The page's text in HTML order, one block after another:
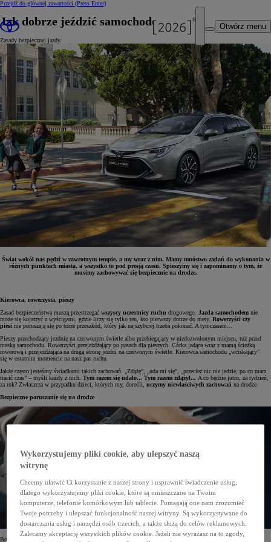
Przejdź do głównej zawartości (Press Enter)
Otwórz menu
Jak dobrze jeździć samochodem?
Zasady bezpiecznej jazdy.
Świat wokół nas pędzi w zawrotnym tempie, a my wraz z nim. Mamy mnóstwo zadań do wykonania w
różnych punktach miasta, a wszystko to pod presją czasu. Spieszymy się i zapominamy o tym, że
musimy zachowywać się bezpiecznie na drodze.
Kierowca, rowerzysta, pieszy
Zasad bezpieczeństwa muszą przestrzegać wszyscy uczestnicy ruchu drogowego. Jazda samochodem nie
może się kojarzyć z wyścigami, gdzie liczy się tylko ten, kto pierwszy dotrze do mety. Rowerzyści czy
piesi nie poruszają się po torze przeszkód, który jak najszybciej trzeba pokonać. A tymczasem...
Pieszy przechodzący jezdnię na czerwonym świetle albo przebiegający w niedozwolonym miejscu, tuż przed
maską samochodu. Rowerzyści przejeżdżający po pasach dla pieszych. Córka jadąca wraz z mamą ścieżką
rowerową i przejeżdżająca na drugą stronę jezdni na czerwonym świetle. Kierowca samochodu „wciskający”
się w ostatnim momencie na nasz pas ruchu.
Jakże często jesteśmy świadkami takich zachowań. „Zdążę”, „uda mi się”, „przecież nic nie jedzie, po co mam
tracić czas” – myśli każdy z nich. Tym razem się udało... Tym razem zdążył... A co będzie jutro, za tydzień,
za rok? Zwłaszcza w przypadku dzieci, których my, dorośli, uczymy niewłaściwych zachowań na drodze.
Bezpieczne poruszanie się na drodze
Bez odpowiedniej edukacji – i to od najmłodszych lat – nie uda się poprawić bezpieczeństwo na naszych
Wykorzystujemy pliki cookie, aby ulepszyć naszą
witrynę
Chcemy ułatwić Ci korzystanie z naszej strony i usprawnić świadczenie usług,
dlatego wykorzystujemy pliki cookie, które są umieszczane na Twoim
komputerze, telefonie komórkowym lub tablecie. Pomagają one nam zrozumieć
Twoje potrzeby i ulepszać funkcjonalność naszej witryny. Są wykorzystywane do
dostarczania usług i narzędzi osób trzecich, a także służą do celów reklamowych.
Zalecamy akceptację wszystkich plików cookie. Jeżeli nie wyrażasz na to zgody,